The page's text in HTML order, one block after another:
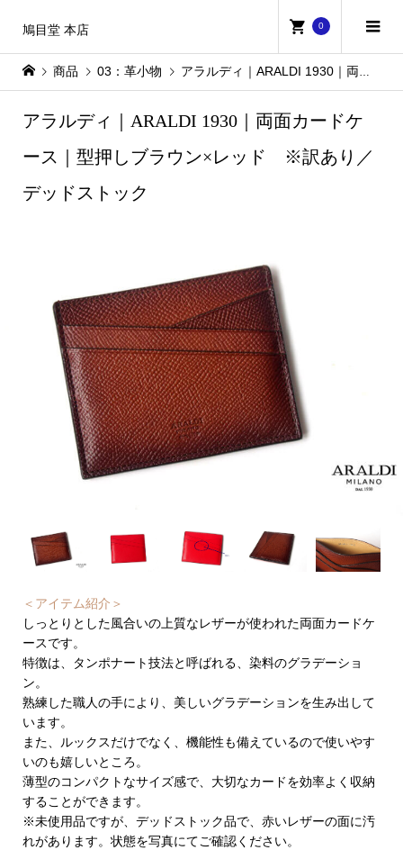
鳩目堂 本店 0
商品 03：革小物 アラルディ｜ARALDI 1930｜両面カードケース｜型押しブラウン×レッド ※訳あり／デッドストック
アラルディ｜ARALDI 1930｜両面カードケ
ース｜型押しブラウン×レッド ※訳あり／
デッドストック
＜アイテム紹介＞
しっとりとした風合いの上質なレザーが使われた両面カードケ
ースです。
特徴は、タンポナート技法と呼ばれる、染料のグラデーショ
ン。
熟練した職人の手により、美しいグラデーションを生み出して
います。
また、ルックスだけでなく、機能性も備えているので使いやす
いのも嬉しいところ。
薄型のコンパクトなサイズ感で、大切なカードを効率よく収納
することができます。
※未使用品ですが、デッドストック品で、赤いレザーの面に汚
れがあります。状態を写真にてご確認ください。